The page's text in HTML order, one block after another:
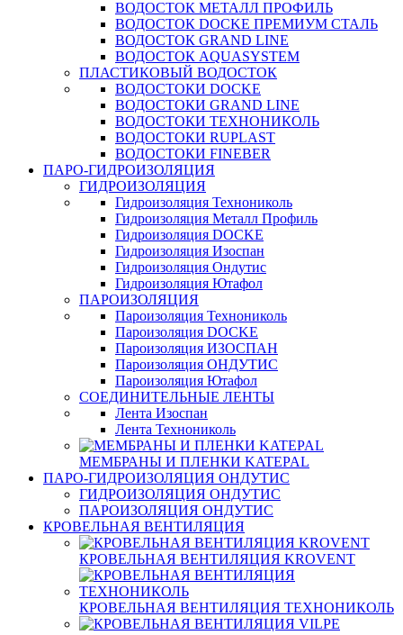
ВОДОСТОК МЕТАЛЛ ПРОФИЛЬ
ВОДОСТОК DOCKE ПРЕМИУМ СТАЛЬ
ВОДОСТОК GRAND LINE
ВОДОСТОК AQUASYSTEM
ПЛАСТИКОВЫЙ ВОДОСТОК
ВОДОСТОКИ DOCKE
ВОДОСТОКИ GRAND LINE
ВОДОСТОКИ ТЕХНОНИКОЛЬ
ВОДОСТОКИ RUPLAST
ВОДОСТОКИ FINEBER
ПАРО-ГИДРОИЗОЛЯЦИЯ
ГИДРОИЗОЛЯЦИЯ
Гидроизоляция Технониколь
Гидроизоляция Металл Профиль
Гидроизоляция DOCKE
Гидроизоляция Изоспан
Гидроизоляция Ондутис
Гидроизоляция Ютафол
ПАРОИЗОЛЯЦИЯ
Пароизоляция Технониколь
Пароизоляция DOCKE
Пароизоляция ИЗОСПАН
Пароизоляция ОНДУТИС
Пароизоляция Ютафол
СОЕДИНИТЕЛЬНЫЕ ЛЕНТЫ
Лента Изоспан
Лента Технониколь
МЕМБРАНЫ И ПЛЕНКИ KATEPAL
ПАРО-ГИДРОИЗОЛЯЦИЯ ОНДУТИС
ГИДРОИЗОЛЯЦИЯ ОНДУТИС
ПАРОИЗОЛЯЦИЯ ОНДУТИС
КРОВЕЛЬНАЯ ВЕНТИЛЯЦИЯ
КРОВЕЛЬНАЯ ВЕНТИЛЯЦИЯ KROVENT
КРОВЕЛЬНАЯ ВЕНТИЛЯЦИЯ ТЕХНОНИКОЛЬ